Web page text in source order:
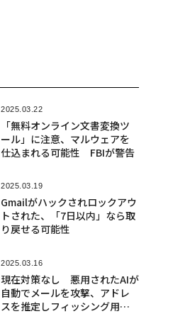
2025.03.22
「無料オンライン文書変換ツ
ール」に注意、マルウェアを
仕込まれる可能性 FBIが警告
2025.03.19
Gmailがハックされロックアウ
トされた、「7日以内」なら取
り戻せる可能性
2025.03.16
現在対策なし 悪用されたAIが
自動でメールを攻撃、アドレ
スを推定しフィッシング用の